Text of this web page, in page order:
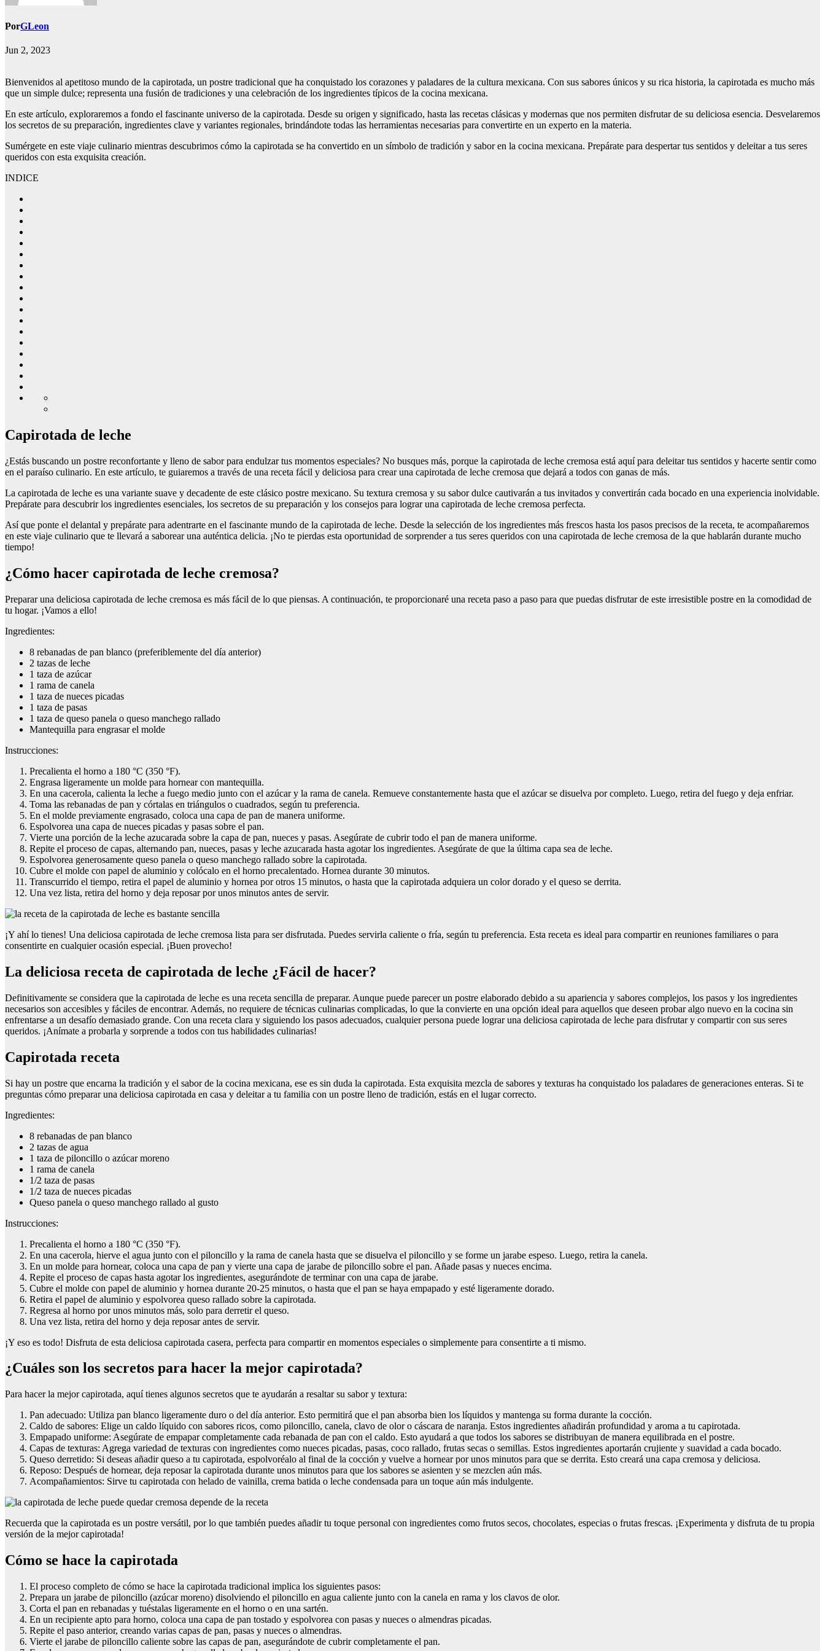
PorGLeon
Jun 2, 2023
Bienvenidos al apetitoso mundo de la capirotada, un postre tradicional que ha conquistado los corazones y paladares de la cultura mexicana. Con sus sabores únicos y su rica historia, la capirotada es mucho más
que un simple dulce; representa una fusión de tradiciones y una celebración de los ingredientes típicos de la cocina mexicana.
En este artículo, exploraremos a fondo el fascinante universo de la capirotada. Desde su origen y significado, hasta las recetas clásicas y modernas que nos permiten disfrutar de su deliciosa esencia. Desvelaremos
los secretos de su preparación, ingredientes clave y variantes regionales, brindándote todas las herramientas necesarias para convertirte en un experto en la materia.
Sumérgete en este viaje culinario mientras descubrimos cómo la capirotada se ha convertido en un símbolo de tradición y sabor en la cocina mexicana. Prepárate para despertar tus sentidos y deleitar a tus seres
queridos con esta exquisita creación.
INDICE
Capirotada de leche
¿Estás buscando un postre reconfortante y lleno de sabor para endulzar tus momentos especiales? No busques más, porque la capirotada de leche cremosa está aquí para deleitar tus sentidos y hacerte sentir como
en el paraíso culinario. En este artículo, te guiaremos a través de una receta fácil y deliciosa para crear una capirotada de leche cremosa que dejará a todos con ganas de más.
La capirotada de leche es una variante suave y decadente de este clásico postre mexicano. Su textura cremosa y su sabor dulce cautivarán a tus invitados y convertirán cada bocado en una experiencia inolvidable.
Prepárate para descubrir los ingredientes esenciales, los secretos de su preparación y los consejos para lograr una capirotada de leche cremosa perfecta.
Así que ponte el delantal y prepárate para adentrarte en el fascinante mundo de la capirotada de leche. Desde la selección de los ingredientes más frescos hasta los pasos precisos de la receta, te acompañaremos
en este viaje culinario que te llevará a saborear una auténtica delicia. ¡No te pierdas esta oportunidad de sorprender a tus seres queridos con una capirotada de leche cremosa de la que hablarán durante mucho
tiempo!
¿Cómo hacer capirotada de leche cremosa?
Preparar una deliciosa capirotada de leche cremosa es más fácil de lo que piensas. A continuación, te proporcionaré una receta paso a paso para que puedas disfrutar de este irresistible postre en la comodidad de
tu hogar. ¡Vamos a ello!
Ingredientes:
8 rebanadas de pan blanco (preferiblemente del día anterior)
2 tazas de leche
1 taza de azúcar
1 rama de canela
1 taza de nueces picadas
1 taza de pasas
1 taza de queso panela o queso manchego rallado
Mantequilla para engrasar el molde
Instrucciones:
Precalienta el horno a 180 °C (350 °F).
Engrasa ligeramente un molde para hornear con mantequilla.
En una cacerola, calienta la leche a fuego medio junto con el azúcar y la rama de canela. Remueve constantemente hasta que el azúcar se disuelva por completo. Luego, retira del fuego y deja enfriar.
Toma las rebanadas de pan y córtalas en triángulos o cuadrados, según tu preferencia.
En el molde previamente engrasado, coloca una capa de pan de manera uniforme.
Espolvorea una capa de nueces picadas y pasas sobre el pan.
Vierte una porción de la leche azucarada sobre la capa de pan, nueces y pasas. Asegúrate de cubrir todo el pan de manera uniforme.
Repite el proceso de capas, alternando pan, nueces, pasas y leche azucarada hasta agotar los ingredientes. Asegúrate de que la última capa sea de leche.
Espolvorea generosamente queso panela o queso manchego rallado sobre la capirotada.
Cubre el molde con papel de aluminio y colócalo en el horno precalentado. Hornea durante 30 minutos.
Transcurrido el tiempo, retira el papel de aluminio y hornea por otros 15 minutos, o hasta que la capirotada adquiera un color dorado y el queso se derrita.
Una vez lista, retira del horno y deja reposar por unos minutos antes de servir.
¡Y ahí lo tienes! Una deliciosa capirotada de leche cremosa lista para ser disfrutada. Puedes servirla caliente o fría, según tu preferencia. Esta receta es ideal para compartir en reuniones familiares o para
consentirte en cualquier ocasión especial. ¡Buen provecho!
La deliciosa receta de capirotada de leche ¿Fácil de hacer?
Definitivamente se considera que la capirotada de leche es una receta sencilla de preparar. Aunque puede parecer un postre elaborado debido a su apariencia y sabores complejos, los pasos y los ingredientes
necesarios son accesibles y fáciles de encontrar. Además, no requiere de técnicas culinarias complicadas, lo que la convierte en una opción ideal para aquellos que deseen probar algo nuevo en la cocina sin
enfrentarse a un desafío demasiado grande. Con una receta clara y siguiendo los pasos adecuados, cualquier persona puede lograr una deliciosa capirotada de leche para disfrutar y compartir con sus seres
queridos. ¡Anímate a probarla y sorprende a todos con tus habilidades culinarias!
Capirotada receta
Si hay un postre que encarna la tradición y el sabor de la cocina mexicana, ese es sin duda la capirotada. Esta exquisita mezcla de sabores y texturas ha conquistado los paladares de generaciones enteras. Si te
preguntas cómo preparar una deliciosa capirotada en casa y deleitar a tu familia con un postre lleno de tradición, estás en el lugar correcto.
Ingredientes:
8 rebanadas de pan blanco
2 tazas de agua
1 taza de piloncillo o azúcar moreno
1 rama de canela
1/2 taza de pasas
1/2 taza de nueces picadas
Queso panela o queso manchego rallado al gusto
Instrucciones:
Precalienta el horno a 180 °C (350 °F).
En una cacerola, hierve el agua junto con el piloncillo y la rama de canela hasta que se disuelva el piloncillo y se forme un jarabe espeso. Luego, retira la canela.
En un molde para hornear, coloca una capa de pan y vierte una capa de jarabe de piloncillo sobre el pan. Añade pasas y nueces encima.
Repite el proceso de capas hasta agotar los ingredientes, asegurándote de terminar con una capa de jarabe.
Cubre el molde con papel de aluminio y hornea durante 20-25 minutos, o hasta que el pan se haya empapado y esté ligeramente dorado.
Retira el papel de aluminio y espolvorea queso rallado sobre la capirotada.
Regresa al horno por unos minutos más, solo para derretir el queso.
Una vez lista, retira del horno y deja reposar antes de servir.
¡Y eso es todo! Disfruta de esta deliciosa capirotada casera, perfecta para compartir en momentos especiales o simplemente para consentirte a ti mismo.
¿Cuáles son los secretos para hacer la mejor capirotada?
Para hacer la mejor capirotada, aquí tienes algunos secretos que te ayudarán a resaltar su sabor y textura:
Pan adecuado: Utiliza pan blanco ligeramente duro o del día anterior. Esto permitirá que el pan absorba bien los líquidos y mantenga su forma durante la cocción.
Caldo de sabores: Elige un caldo líquido con sabores ricos, como piloncillo, canela, clavo de olor o cáscara de naranja. Estos ingredientes añadirán profundidad y aroma a tu capirotada.
Empapado uniforme: Asegúrate de empapar completamente cada rebanada de pan con el caldo. Esto ayudará a que todos los sabores se distribuyan de manera equilibrada en el postre.
Capas de texturas: Agrega variedad de texturas con ingredientes como nueces picadas, pasas, coco rallado, frutas secas o semillas. Estos ingredientes aportarán crujiente y suavidad a cada bocado.
Queso derretido: Si deseas añadir queso a tu capirotada, espolvoréalo al final de la cocción y vuelve a hornear por unos minutos para que se derrita. Esto creará una capa cremosa y deliciosa.
Reposo: Después de hornear, deja reposar la capirotada durante unos minutos para que los sabores se asienten y se mezclen aún más.
Acompañamientos: Sirve tu capirotada con helado de vainilla, crema batida o leche condensada para un toque aún más indulgente.
Recuerda que la capirotada es un postre versátil, por lo que también puedes añadir tu toque personal con ingredientes como frutos secos, chocolates, especias o frutas frescas. ¡Experimenta y disfruta de tu propia
versión de la mejor capirotada!
Cómo se hace la capirotada
El proceso completo de cómo se hace la capirotada tradicional implica los siguientes pasos:
Prepara un jarabe de piloncillo (azúcar moreno) disolviendo el piloncillo en agua caliente junto con la canela en rama y los clavos de olor.
Corta el pan en rebanadas y tuéstalas ligeramente en el horno o en una sartén.
En un recipiente apto para horno, coloca una capa de pan tostado y espolvorea con pasas y nueces o almendras picadas.
Repite el paso anterior, creando varias capas de pan, pasas y nueces o almendras.
Vierte el jarabe de piloncillo caliente sobre las capas de pan, asegurándote de cubrir completamente el pan.